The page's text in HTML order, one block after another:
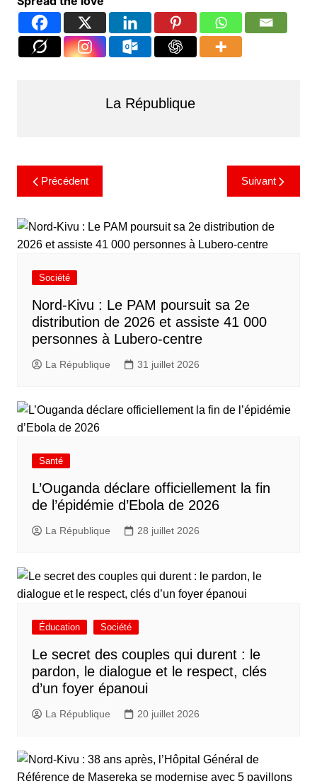
La République
Précédent Suivant
Société
Nord-Kivu : Le PAM poursuit sa 2e
distribution de 2026 et assiste 41 000
personnes à Lubero-centre
La République 31 juillet 2026
Santé
L’Ouganda déclare officiellement la fin
de l’épidémie d’Ebola de 2026
La République 28 juillet 2026
Éducation Société
Le secret des couples qui durent : le
pardon, le dialogue et le respect, clés
d’un foyer épanoui
La République 20 juillet 2026